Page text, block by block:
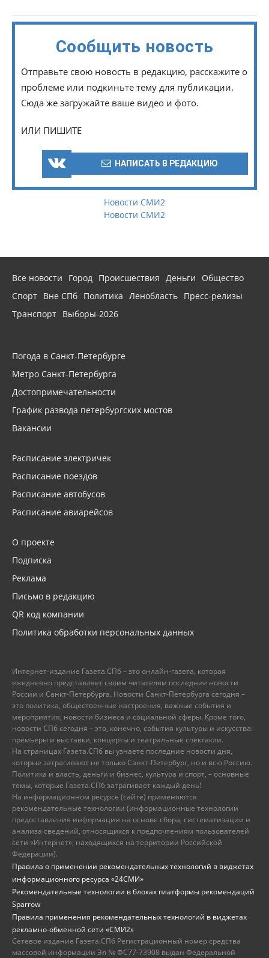
Сообщить новость
Отправьте свою новость в редакцию, расскажите о
проблеме или подкиньте тему для публикации.
Сюда же загружайте ваше видео и фото.
ИЛИ ПИШИТЕ
НАПИСАТЬ В РЕДАКЦИЮ
Новости СМИ2
Новости СМИ2
Все новости Город Происшествия Деньги
Общество
Спорт Вне СПб Политика Ленобласть Пресс-релизы
Транспорт Выборы-2026
Погода в Санкт-Петербурге
Метро Санкт-Петербурга
Достопримечательности
График развода петербургских мостов
Вакансии
Расписание электричек
Расписание поездов
Расписание автобусов
Расписание авиарейсов
О проекте
Подписка
Реклама
Письмо в редакцию
QR код компании
Политика обработки персональных данных
Интернет-издание Газета.СПб – это онлайн-газета, которая
ежедневно представляет своим читателям последние новости
России и Санкт-Петербурга. Новости Санкт-Петербурга сегодня –
это политика, общественные настроения, важные события и
мероприятия, новости бизнеса и социальной сферы. Кроме того,
новости СПб сегодня – это, конечно, события культуры и искусства:
премьеры и выставки, концерты и театральные спектакли.
На страницах Газета.СПб вы узнаете последние новости дня,
которые затрагивают не только Санкт-Петербург, но и всю Россию.
Политика и власть, деньги и бизнес, культура и спорт, – основные
темы, которые Газета.СПб затрагивает каждый день!
На информационном ресурсе (сайте) применяются
рекомендательные технологии (информационные технологии
предоставления информации на основе сбора, систематизации и
анализа сведений, относящихся к предпочтениям пользователей
сети «Интернет», находящихся на территории Российской
Федерации).
Правила о применении рекомендательных технологий в виджетах
информационного ресурса «24СМИ»
Рекомендательные технологии в блоках платформы рекомендаций
Sparrow
Правила применения рекомендательных технологий в виджетах
рекламно-обменной сети «СМИ2»
Сетевое издание Газета.СПб Регистрационный номер средства
массовой информации Эл № ФС77-73908 выдан Федеральной